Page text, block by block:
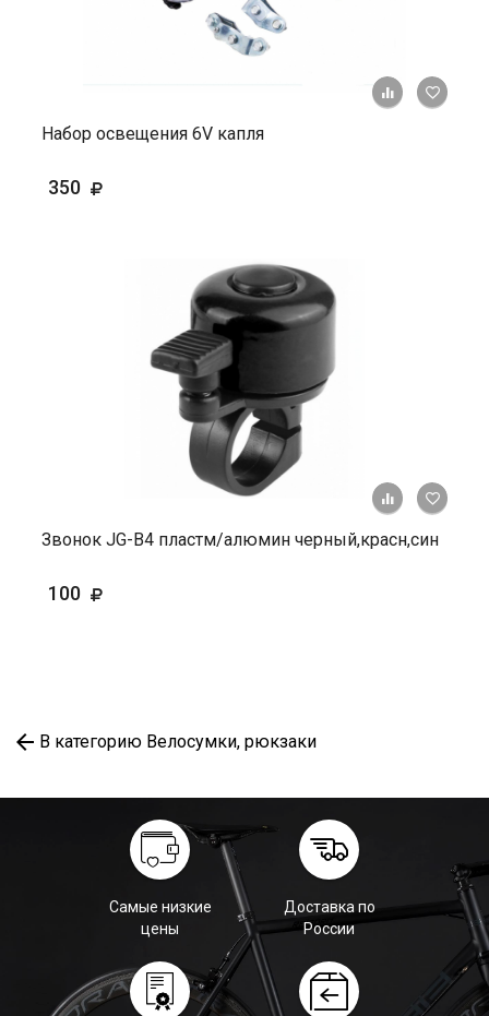
+ К
Набор освещения 6V капля
350
+ К
Звонок JG-B4 пластм/алюмин черный,красн,син
100
В категорию Велосумки, рюкзаки
Самые низкие
цены
Доставка по
России